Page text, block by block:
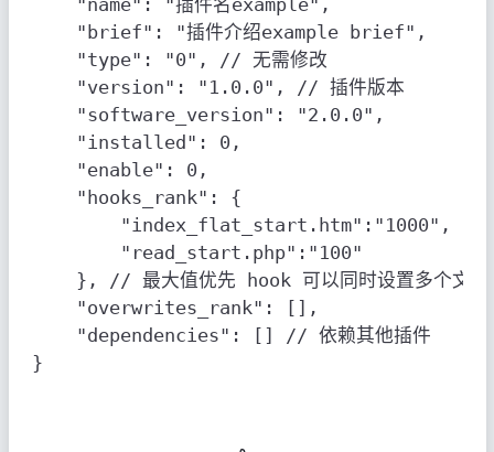
"brief": "插件介绍example brief",
"type": "0", // 无需修改
"version": "1.0.0", // 插件版本
"software_version": "2.0.0",
"installed": 0,
"enable": 0,
"hooks_rank": {
"index_flat_start.htm":"1000",
"read_start.php":"100"
}, // 最大值优先 hook 可以同时设置多个文件
"overwrites_rank": [],
"dependencies": [] // 依赖其他插件
}